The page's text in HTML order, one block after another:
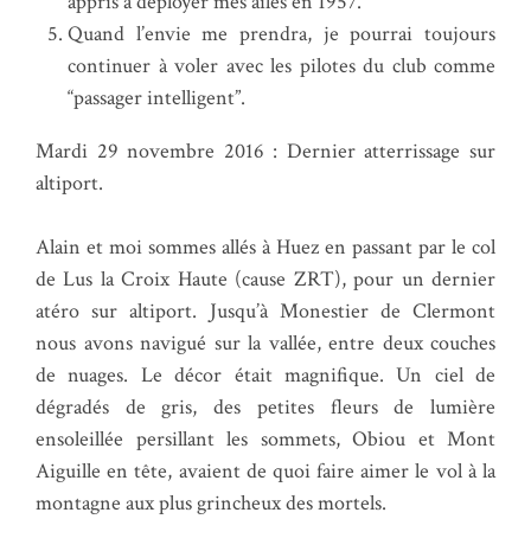
Quand l’envie me prendra, je pourrai toujours
continuer à voler avec les pilotes du club comme
“passager intelligent”.
Mardi 29 novembre 2016 : Dernier atterrissage sur
altiport.
Alain et moi sommes allés à Huez en passant par le col
de Lus la Croix Haute (cause ZRT), pour un dernier
atéro sur altiport. Jusqu’à Monestier de Clermont
nous avons navigué sur la vallée, entre deux couches
de nuages. Le décor était magnifique. Un ciel de
dégradés de gris, des petites fleurs de lumière
ensoleillée persillant les sommets, Obiou et Mont
Aiguille en tête, avaient de quoi faire aimer le vol à la
montagne aux plus grincheux des mortels.